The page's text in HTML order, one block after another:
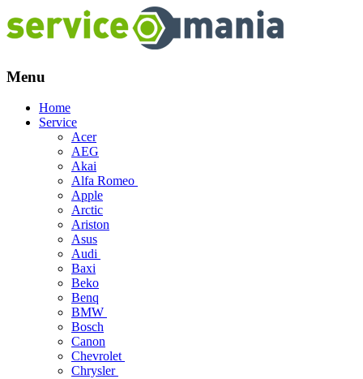
Menu
Skip
Home
Service
Acer
AEG
Akai
Alfa Romeo
Apple
Arctic
Ariston
Asus
Audi
Baxi
Beko
Benq
BMW
Bosch
Canon
Chevrolet
Chrysler